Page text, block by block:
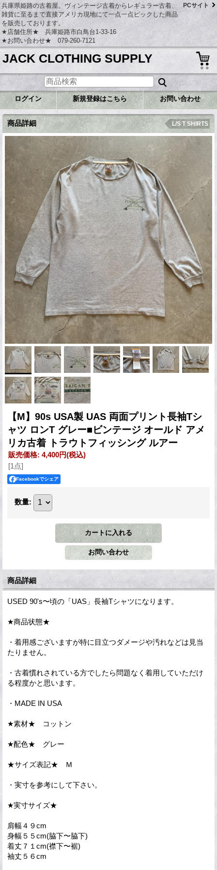
兵庫県姫路の古着屋、ヴィンテージ古着からレギュラー古着、
雑貨に至るまで直接アメリカ現地にて一点一点ピックした商品
を販売しております。
★店舗住所★ 兵庫姫路市白鳥台1-33-16
★お問い合わせ★ 079-260-7121
PCサイト
JACK CLOTHING SUPPLY
ログイン 新規登録はこちら お問い合わせ
商品詳細 L/S T SHIRTS
【M】90s USA製 UAS 両面プリント長袖Tシ
ャツ ロンT グレー■ビンテージ オールド アメ
リカ古着 トラウトフィッシング ルアー
販売価格: 4,400円(税込)
[1点]
Facebookでシェア
数量:
商品詳細
USED 90's〜頃の「UAS」長袖Tシャツになります。
★商品状態★
・着用感ございますが特に目立つダメージや汚れなどは見当
たりません。
・古着慣れされている方でしたら問題なく着用していただけ
る程度かと思います。
・MADE IN USA
★素材★ コットン
★配色★ グレー
★サイズ表記★ Ｍ
・実寸を参考にして下さい。
★実寸サイズ★
肩幅４９cm
身幅５５cm(脇下〜脇下)
着丈７１cm(襟下〜裾)
袖丈５６cm